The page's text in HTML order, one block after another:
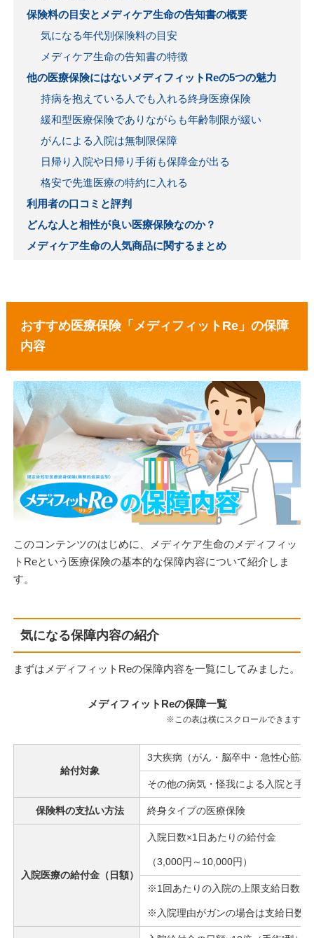
保険料の目安とメディケア生命の告知書の概要
気になる年代別保険料の目安
メディケア生命の告知書の特徴
他の医療保険にはないメディフィットReの5つの魅力
持病を抱えている人でも入れる終身医療保険
緩和型医療保険でありながらも年齢制限が緩い
がんによる入院は無制限保障
日帰り入院や日帰り手術も保障金が出る
格安で先進医療の特約に入れる
利用者の口コミと評判
どんな人と相性が良い医療保険なのか？
メディケア生命の人気商品に関するまとめ
おすすめ医療保険「メディフィットRe」の保障
内容
このコンテンツのはじめに、メディケア生命のメディフィッ
トReという医療保険の基本的な保障内容について紹介しま
す。
気になる保障内容の紹介
まずはメディフィットReの保障内容を一覧にしてみました。
メディフィットReの保障一覧
※この表は横にスクロールできます
給付対象
3大疾病（がん・脳卒中・急性心筋梗
その他の病気・怪我による入院と手術
保険料の支払い方法 終身タイプの医療保険
入院医療の給付金（日額）
入院日数×1日あたりの給付金
（3,000円～10,000円）
※1回あたりの入院の上限支給日数は
※入院理由がガンの場合は支給日数